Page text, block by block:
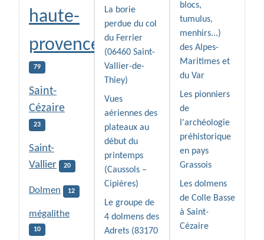
haute-
provence
79
Saint-
Cézaire
23
Saint-
Vallier
20
Dolmen 12
mégalithe
10
La borie
perdue du col
du Ferrier
(06460 Saint-
Vallier-de-
Thiey)
Vues
aériennes des
plateaux au
début du
printemps
(Caussols –
Cipières)
Le groupe de
4 dolmens des
Adrets (83170
blocs,
tumulus,
menhirs...)
des Alpes-
Maritimes et
du Var
Les pionniers
de
l'archéologie
préhistorique
en pays
Grassois
Les dolmens
de Colle Basse
à Saint-
Cézaire